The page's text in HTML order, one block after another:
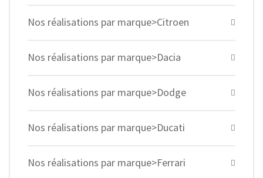
Nos réalisations par marque>Citroen
Nos réalisations par marque>Dacia
Nos réalisations par marque>Dodge
Nos réalisations par marque>Ducati
Nos réalisations par marque>Ferrari